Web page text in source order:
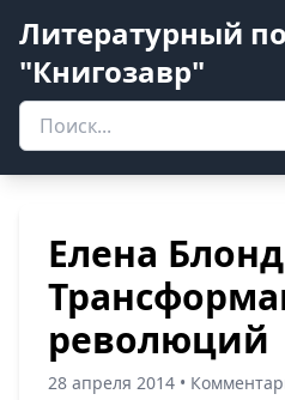
Литературный
"Книгозавр"
Елена
революций
28 апреля 2014 •